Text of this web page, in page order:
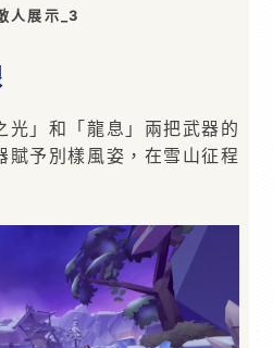
人展示_3
光」和「龍息」兩把武器的
賦予別樣風姿，在雪山征程